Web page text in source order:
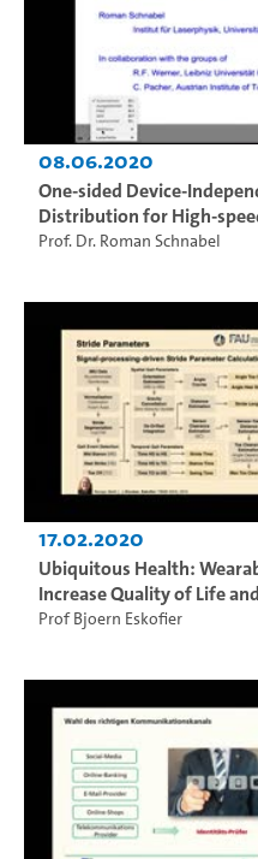
08.06.2020
One-sided Device-
Distribution for High-
Prof. Dr. Roman Schnabel
17.02.2020
Ubiquitous Health:
Increase Quality of Life
Prof Bjoern Eskofier